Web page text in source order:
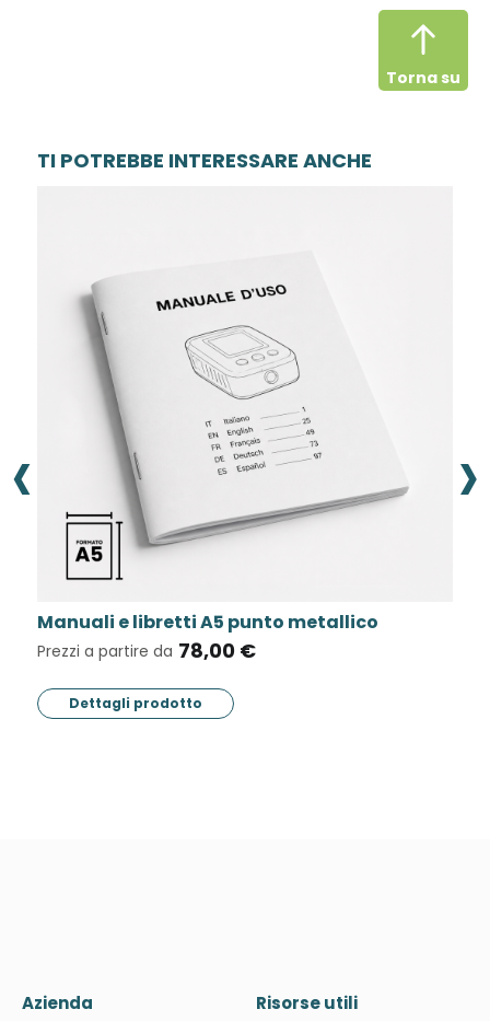
Torna su
TI POTREBBE INTERESSARE ANCHE
metallico Block notes incollati o con
Prezzi a partire da
‹ ›
Azienda Risorse utili